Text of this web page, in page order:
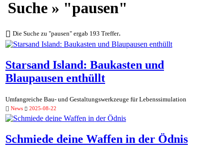
Suche » "pausen"
Die Suche zu "pausen" ergab 193 Treffer.
Starsand Island: Baukasten und
Blaupausen enthüllt
Umfangreiche Bau- und Gestaltungswerkzeuge für Lebenssimulation
News 2025-08-22
Schmiede deine Waffen in der Ödnis